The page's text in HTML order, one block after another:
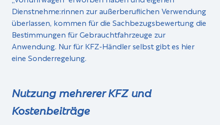
Dienstnehme:rinnen zur außerberuflichen Verwendung
überlassen, kommen für die Sachbezugsbewertung die
Bestimmungen für Gebrauchtfahrzeuge zur
Anwendung. Nur für KFZ-Händler selbst gibt es hier
eine Sonderregelung.
Nutzung mehrerer KFZ und
Kostenbeiträge